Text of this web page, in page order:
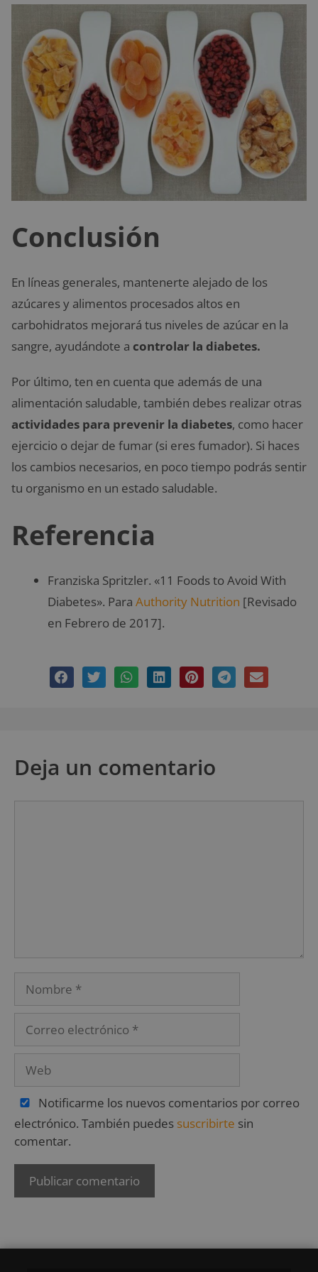
Conclusión
En líneas generales, mantenerte alejado de los
azúcares y alimentos procesados altos en
carbohidratos mejorará tus niveles de azúcar en la
sangre, ayudándote a controlar la diabetes.
Por último, ten en cuenta que además de una
alimentación saludable, también debes realizar otras
actividades para prevenir la diabetes, como hacer
ejercicio o dejar de fumar (si eres fumador). Si haces
los cambios necesarios, en poco tiempo podrás sentir
tu organismo en un estado saludable.
Referencia
Franziska Spritzler. «11 Foods to Avoid With
Diabetes». Para Authority Nutrition [Revisado
en Febrero de 2017].
Deja un comentario
Notificarme los nuevos comentarios por correo
electrónico. También puedes suscribirte sin
comentar.